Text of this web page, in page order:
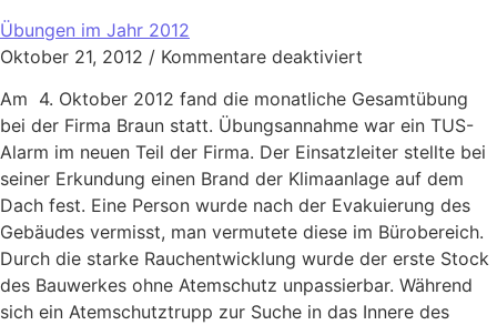
Übungen im Jahr 2012
Oktober 21, 2012 / Kommentare deaktiviert
Am 4. Oktober 2012 fand die monatliche Gesamtübung
bei der Firma Braun statt. Übungsannahme war ein TUS-
Alarm im neuen Teil der Firma. Der Einsatzleiter stellte bei
seiner Erkundung einen Brand der Klimaanlage auf dem
Dach fest. Eine Person wurde nach der Evakuierung des
Gebäudes vermisst, man vermutete diese im Bürobereich.
Durch die starke Rauchentwicklung wurde der erste Stock
des Bauwerkes ohne Atemschutz unpassierbar. Während
sich ein Atemschutztrupp zur Suche in das Innere des